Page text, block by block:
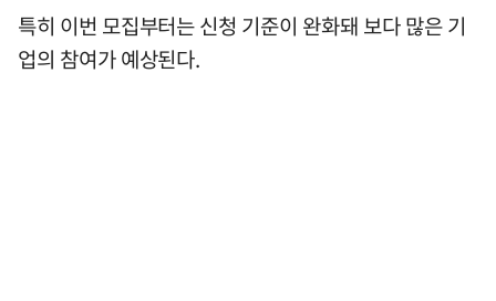
특히 이번 모집부터는 신청 기준이 완화돼 보다 많은 기
업의 참여가 예상된다.